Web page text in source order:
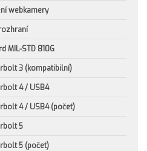
webkamery
MIL-STD 810G
3 (kompatibilní)
4 / USB4
4 / USB4 (počet)
5
5 (počet)